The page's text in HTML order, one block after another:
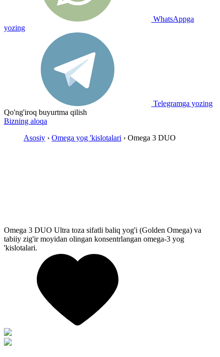
WhatsAppga
yozing
Telegramga yozing
Qo'ng'iroq buyurtma qilish
Bizning aloqa
Asosiy › Omega yog 'kislotalari › Omega 3 DUO
Omega 3 DUO Ultra toza sifatli baliq yog'i (Golden Omega) va
tabiiy zig'ir moyidan olingan konsentrlangan omega-3 yog
'kislotalari.